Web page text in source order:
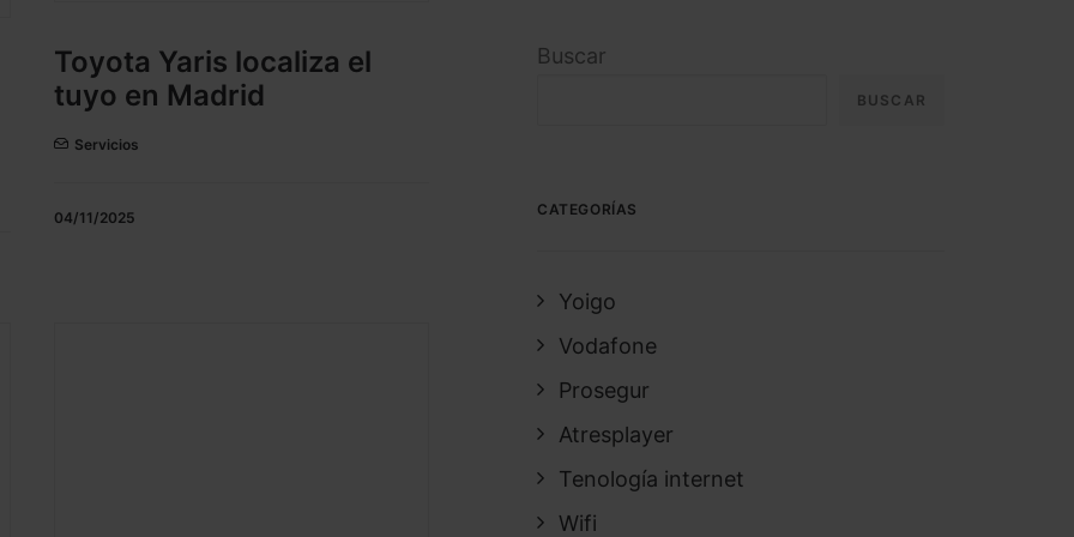
Toyota Yaris localiza el
tuyo en Madrid
Servicios
04/11/2025
Buscar
BUSCAR
CATEGORÍAS
Yoigo
Vodafone
Prosegur
Atresplayer
Tenología internet
Wifi